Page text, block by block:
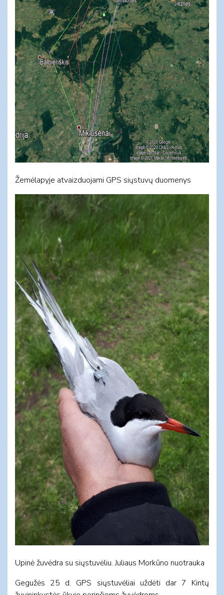
Žemėlapyje atvaizduojami GPS siųstuvų duomenys
Upinė žuvėdra su siųstuvėliu. Juliaus Morkūno nuotrauka
Gegužės 25 d. GPS siųstuvėliai uždėti dar 7 Kintų